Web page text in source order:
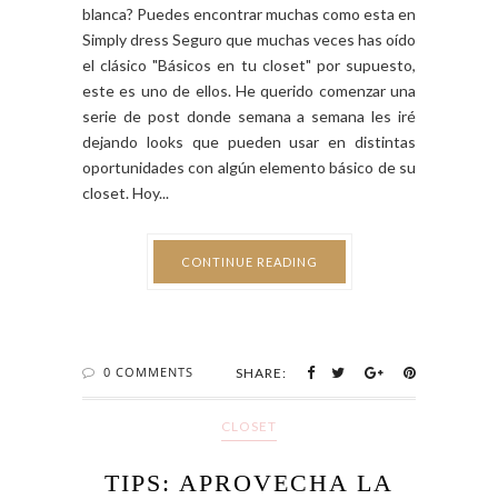
blanca? Puedes encontrar muchas como esta en
Simply dress Seguro que muchas veces has oído
el clásico "Básicos en tu closet" por supuesto,
este es uno de ellos. He querido comenzar una
serie de post donde semana a semana les iré
dejando looks que pueden usar en distintas
oportunidades con algún elemento básico de su
closet. Hoy...
CONTINUE READING
0 COMMENTS SHARE:
CLOSET
TIPS: APROVECHA LA